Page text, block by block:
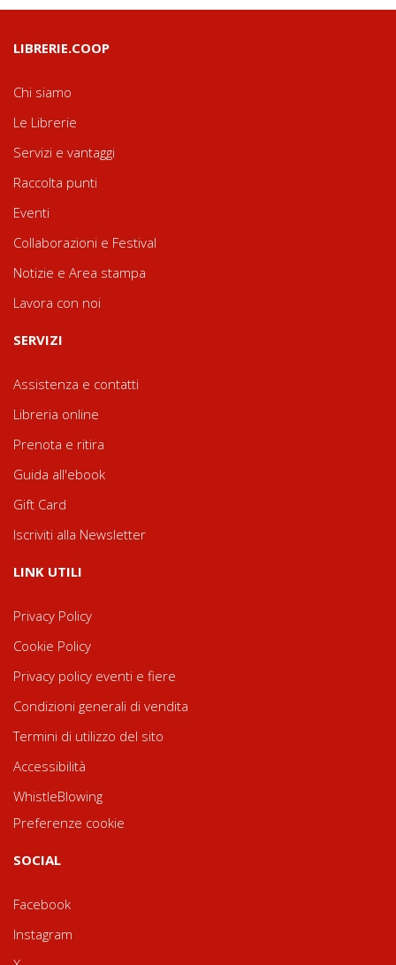
LIBRERIE.COOP
Chi siamo
Le Librerie
Servizi e vantaggi
Raccolta punti
Eventi
Collaborazioni e Festival
Notizie e Area stampa
Lavora con noi
SERVIZI
Assistenza e contatti
Libreria online
Prenota e ritira
Guida all'ebook
Gift Card
Iscriviti alla Newsletter
LINK UTILI
Privacy Policy
Cookie Policy
Privacy policy eventi e fiere
Condizioni generali di vendita
Termini di utilizzo del sito
Accessibilità
WhistleBlowing
Preferenze cookie
SOCIAL
Facebook
Instagram